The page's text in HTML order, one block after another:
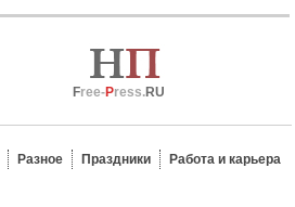
Free-Press.RU
Разное Праздники
Работа и карьера